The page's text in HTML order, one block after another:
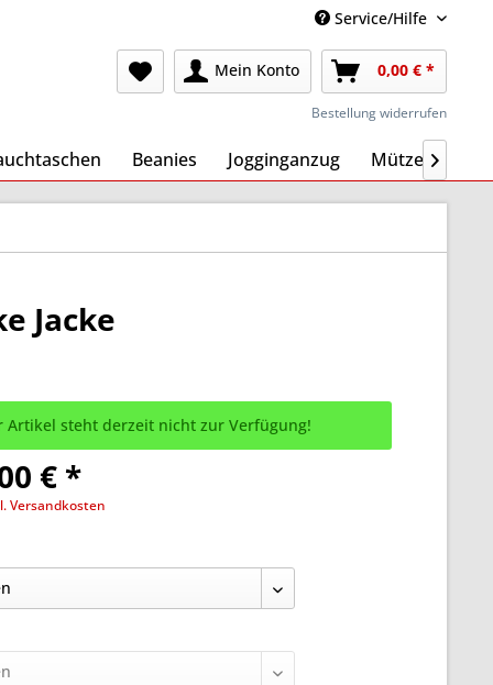
Service/Hilfe
Mein Konto 0,00 € *
Bestellung widerrufen
Beanies Jogginganzug Mützen
Jacke
Artikel steht derzeit nicht zur Verfügung!
€ *
Versandkosten